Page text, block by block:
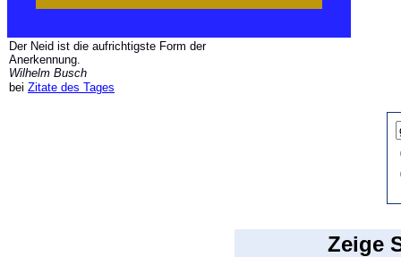
Der Neid ist die aufrichtigste Form der
Anerkennung.
Wilhelm Busch
bei Zitate des Tages
Zeige